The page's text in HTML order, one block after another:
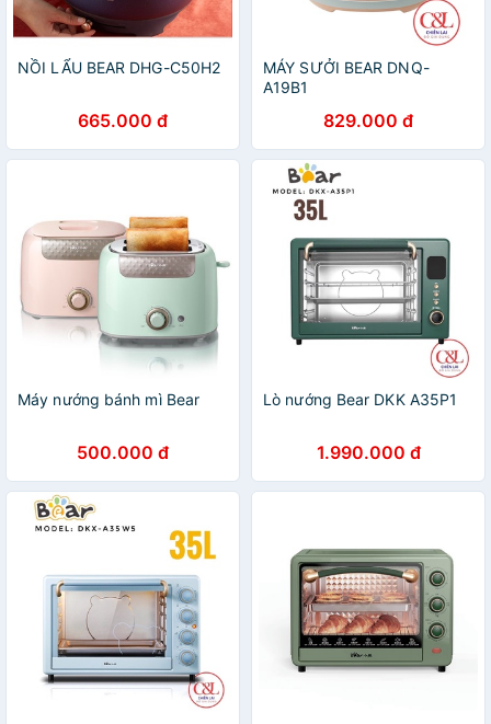
NỒI LẨU BEAR DHG-C50H2
665.000 đ
MÁY SƯỞI BEAR DNQ-
A19B1
829.000 đ
Máy nướng bánh mì Bear
500.000 đ
Lò nướng Bear DKK A35P1
1.990.000 đ